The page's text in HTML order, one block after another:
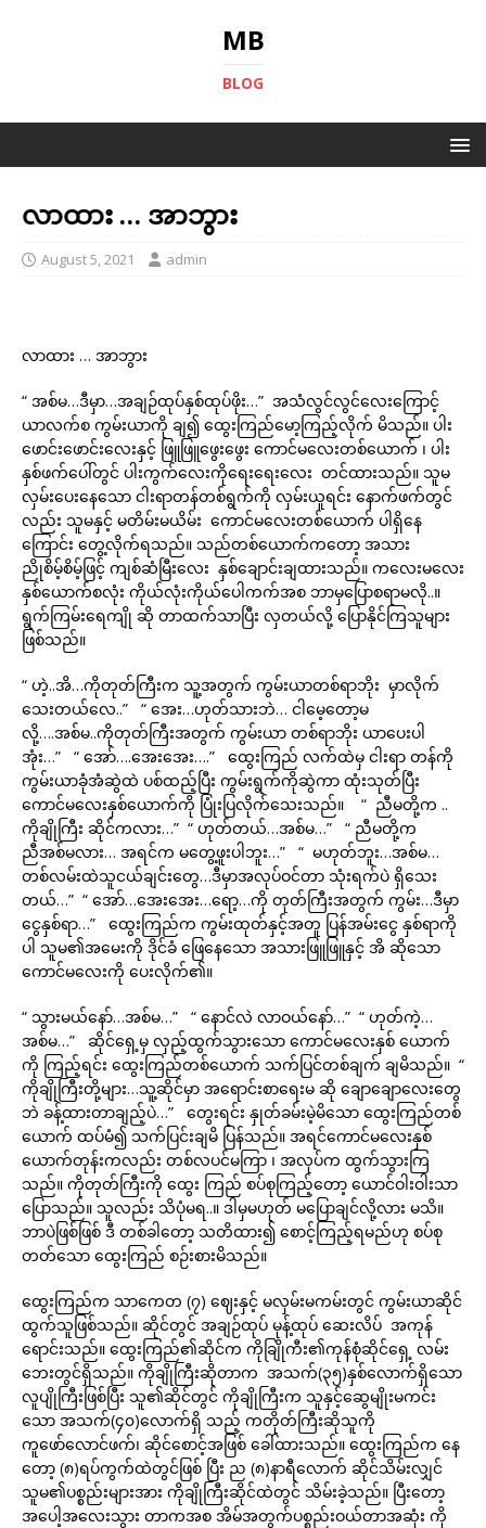
MB
BLOG
လာထား … အာဘွား
August 5, 2021 admin
လာထား … အာဘွား
“ အစ်မ…ဒီမှာ…အချဉ်ထုပ်နှစ်ထုပ်ဖိုး…” အသံလွင်လွင်လေးကြောင့်
ယာလက်စ ကွမ်းယာကို ချ၍ ထွေးကြည်မော့ကြည့်လိုက် မိသည်။ ပါး
ဖောင်းဖောင်းလေးနှင့် ဖြူဖြူဖွေးဖွေး ကောင်မလေးတစ်ယောက် ၊ ပါး
နှစ်ဖက်ပေါ်တွင် ပါးကွက်လေးကိုရေးရေးလေး တင်ထားသည်။ သူမ
လှမ်းပေးနေသော ငါးရာတန်တစ်ရွက်ကို လှမ်းယူရင်း နောက်ဖက်တွင်
လည်း သူမနှင့် မတိမ်းမယိမ်း ကောင်မလေးတစ်ယောက် ပါရှိနေ
ကြောင်း တွေ့လိုက်ရသည်။ သည်တစ်ယောက်ကတော့ အသား
ညိုစိမ့်စိမ့်ဖြင့် ကျစ်ဆံမြီးလေး နှစ်ချောင်းချထားသည်။ ကလေးမလေး
နှစ်ယောက်စလုံး ကိုယ်လုံးကိုယ်ပေါကက်အစ ဘာမှပြောစရာမလို..။
ရွက်ကြမ်းရေကျို ဆို တာထက်သာပြီး လှတယ်လို့ ပြောနိုင်ကြသူများ
ဖြစ်သည်။
“ ဟဲ့..အိ…ကိုတုတ်ကြီးက သူ့အတွက် ကွမ်းယာတစ်ရာဘိုး မှာလိုက်
သေးတယ်လေ..” “ အေး…ဟုတ်သားဘဲ… ငါမေ့တော့မ
လို့….အစ်မ..ကိုတုတ်ကြီးအတွက် ကွမ်းယာ တစ်ရာဘိုး ယာပေးပါ
အုံး…” “ အော်….အေးအေး….” ထွေးကြည် လက်ထဲမှ ငါးရာ တန်ကို
ကွမ်းယာခုံအံဆွဲထဲ ပစ်ထည့်ပြီး ကွမ်းရွက်ကိုဆွဲကာ ထုံးသုတ်ပြီး
ကောင်မလေးနှစ်ယောက်ကို ပြုံးပြလိုက်သေးသည်။ “ ညီမတို့က ..
ကိုချိုကြီး ဆိုင်ကလား…” “ ဟုတ်တယ်…အစ်မ…” “ ညီမတို့က
ညီအစ်မလား… အရင်က မတွေ့ဖူးပါဘူး…” “ မဟုတ်ဘူး…အစ်မ…
တစ်လမ်းထဲသူငယ်ချင်းတွေ…ဒီမှာအလုပ်ဝင်တာ သုံးရက်ပဲ ရှိသေး
တယ်…” “ အော်…အေးအေး…ရော့…ကို တုတ်ကြီးအတွက် ကွမ်း…ဒီမှာ
ငွေနှစ်ရာ…” ထွေးကြည်က ကွမ်းထုတ်နှင့်အတူ ပြန်အမ်းငွေ နှစ်ရာကို
ပါ သူမ၏အမေးကို ဒိုင်ခံ ဖြေနေသော အသားဖြူဖြူနှင့် အိ ဆိုသော
ကောင်မလေးကို ပေးလိုက်၏။
“ သွားမယ်နော်…အစ်မ…” “ နောင်လဲ လာဝယ်နော်…” “ ဟုတ်ကဲ့…
အစ်မ…” ဆိုင်ရှေ့မှ လှည့်ထွက်သွားသော ကောင်မလေးနှစ် ယောက်
ကို ကြည့်ရင်း ထွေးကြည်တစ်ယောက် သက်ပြင်တစ်ချက် ချမိသည်။ “
ကိုချိုကြီးတို့များ…သူ့ဆိုင်မှာ အရောင်းစာရေးမ ဆို ချောချောလေးတွေ
ဘဲ ခန့်ထားတာချည့်ပဲ…” တွေးရင်း နှုတ်ခမ်းမဲ့မိသော ထွေးကြည်တစ်
ယောက် ထပ်မံ၍ သက်ပြင်းချမိ ပြန်သည်။ အရင်ကောင်မလေးနှစ်
ယောက်တုန်းကလည်း တစ်လပင်မကြာ ၊ အလုပ်က ထွက်သွားကြ
သည်။ ကိုတုတ်ကြီးကို ထွေး ကြည် စပ်စုကြည့်တော့ ယောင်ဝါးဝါးသာ
ပြောသည်။ သူလည်း သိပုံမရ..။ ဒါမှမဟုတ် မပြောချင်လို့လား မသိ။
ဘာပဲဖြစ်ဖြစ် ဒီ တစ်ခါတော့ သတိထား၍ စောင့်ကြည့်ရမည်ဟု စပ်စု
တတ်သော ထွေးကြည် စဉ်းစားမိသည်။
ထွေးကြည်က သာကေတ (၇) ဈေးနှင့် မလှမ်းမကမ်းတွင် ကွမ်းယာဆိုင်
ထွက်သူဖြစ်သည်။ ဆိုင်တွင် အချဉ်ထုပ် မုန့်ထုပ် ဆေးလိပ် အကုန်
ရောင်းသည်။ ထွေးကြည်၏ဆိုင်က ကိုချြိုကီး၏ကုန်စုံဆိုင်ရှေ့ လမ်း
ဘေးတွင်ရှိသည်။ ကိုချိုကြီးဆိုတာက အသက်(၃၅)နှစ်လောက်ရှိသော
လူပျိုကြီးဖြစ်ပြီး သူ၏ဆိုင်တွင် ကိုချိုကြီးက သူနှင့်ဆွေမျိုးမကင်း
သော အသက်(၄၀)လောက်ရှိ သည့် ကတိုတ်ကြီးဆိုသူကို
ကူဖော်လောင်ဖက်၊ ဆိုင်စောင့်အဖြစ် ခေါ်ထားသည်။ ထွေးကြည်က နေ
တော့ (၈)ရပ်ကွက်ထဲတွင်ဖြစ် ပြီး ည (၈)နာရီလောက် ဆိုင်သိမ်းလျှင်
သူမ၏ပစ္စည်းများအား ကိုချိုကြီးဆိုင်ထဲတွင် သိမ်းခဲ့သည်။ ပြီးတော့
အပေါ့အလေးသွား တာကအစ အိမ်အတွက်ပစ္စည်းဝယ်တာအဆုံး ကို